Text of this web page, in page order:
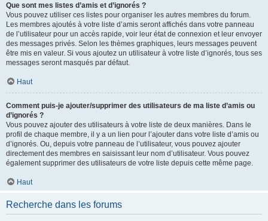
Que sont mes listes d’amis et d’ignorés ?
Vous pouvez utiliser ces listes pour organiser les autres membres du forum.
Les membres ajoutés à votre liste d’amis seront affichés dans votre panneau
de l’utilisateur pour un accès rapide, voir leur état de connexion et leur envoyer
des messages privés. Selon les thèmes graphiques, leurs messages peuvent
être mis en valeur. Si vous ajoutez un utilisateur à votre liste d’ignorés, tous ses
messages seront masqués par défaut.
Haut
Comment puis-je ajouter/supprimer des utilisateurs de ma liste d’amis ou
d’ignorés ?
Vous pouvez ajouter des utilisateurs à votre liste de deux manières. Dans le
profil de chaque membre, il y a un lien pour l’ajouter dans votre liste d’amis ou
d’ignorés. Ou, depuis votre panneau de l’utilisateur, vous pouvez ajouter
directement des membres en saisissant leur nom d’utilisateur. Vous pouvez
également supprimer des utilisateurs de votre liste depuis cette même page.
Haut
Recherche dans les forums